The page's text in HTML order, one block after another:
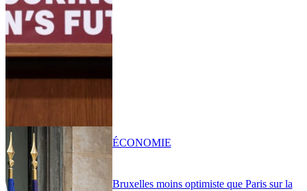
Bruxelles moins optimiste que Paris sur la
ÉCONOMIE